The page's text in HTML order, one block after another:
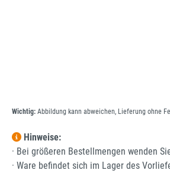
Wichtig: Abbildung kann abweichen, Lieferung ohne
Hinweise:
· Bei größeren Bestellmengen wenden
· Ware befindet sich im Lager des